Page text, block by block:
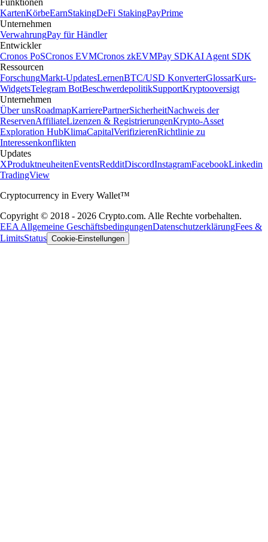
Funktionen
KartenKörbeEarnStakingDeFi StakingPayPrime
Unternehmen
VerwahrungPay für Händler
Entwickler
Cronos PoSCronos EVMCronos zkEVMPay SDKAI Agent SDK
Ressourcen
ForschungMarkt-UpdatesLernenBTC/USD KonverterGlossarKurs-
WidgetsTelegram BotBeschwerdepolitikSupportKryptooversigt
Unternehmen
Über unsRoadmapKarrierePartnerSicherheitNachweis der
ReservenAffiliateLizenzen & RegistrierungenKrypto-Asset
Exploration HubKlimaCapitalVerifizierenRichtlinie zu
Interessenkonflikten
Updates
XProduktneuheitenEventsRedditDiscordInstagramFacebookLinkedin
TradingView
Cryptocurrency in Every Wallet™
Copyright © 2018 - 2026 Crypto.com. Alle Rechte vorbehalten.
EEA Allgemeine GeschäftsbedingungenDatenschutzerklärungFees &
LimitsStatus Cookie-Einstellungen